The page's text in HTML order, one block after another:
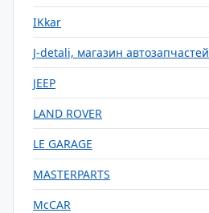
IKkar
J-detali, магазин автозапчастей
JEEP
LAND ROVER
LE GARAGE
MASTERPARTS
McCAR